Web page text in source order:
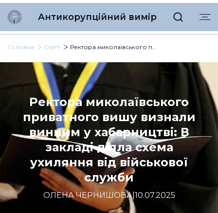
Антикорупційний вимір
Головна Статті Ректора миколаївського приватного вишу визнали винним у хабарництві: В закладі діяла схема ухиляння від військової служби
Ректора миколаївського
приватного вишу визнали
винним у хабарництві: В
закладі діяла схема
ухиляння від військової
служби
ОЛЕНА ЧЕРНИШОВА| 10.07.2025